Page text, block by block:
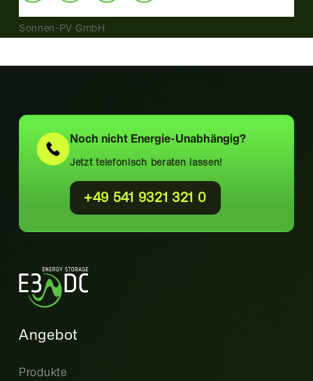
Sonnen-PV GmbH
Noch nicht Energie-Unabhängig?
Jetzt telefonisch beraten lassen!
+49 541 9321 321 0
Angebot
Produkte